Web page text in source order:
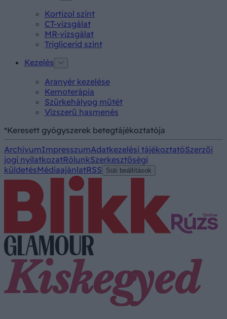
Kortizol szint
CT-vizsgálat
MR-vizsgálat
Triglicerid szint
Kezelés
Aranyér kezelése
Kemoterápia
Szürkehályog műtét
Vízszerű hasmenés
*Keresett gyógyszerek betegtájékoztatója
ArchívumImpresszumAdatkezelési tájékoztatóSzerzői
jogi nyilatkozatRólunkSzerkesztőségi
küldetésMédiaajánlatRSS Süti beállítások